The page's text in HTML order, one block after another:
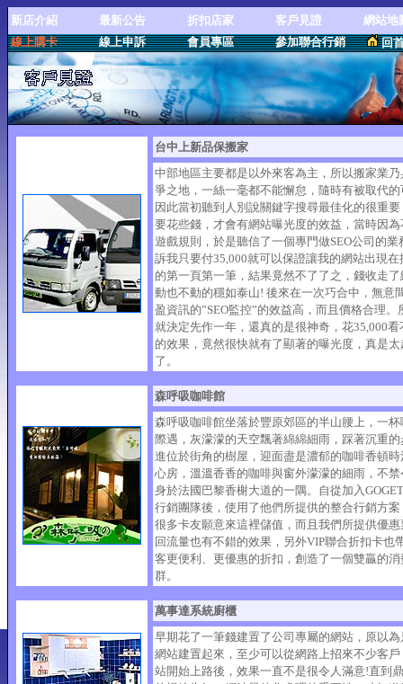
新店介紹 最新公告 折扣店家 客戶見證
網站地
線上購卡
線上申訴 會員專區 參加聯合行銷 回
台中上新品保搬家
中部地區主要都是以外來客為主，所以搬家業乃
爭之地，一絲一毫都不能懈怠，隨時有被取代的
因此當初聽到人別說關鍵字搜尋最佳化的很重
要花些錢，才會有網站曝光度的效益，當時因為
遊戲規則，於是聽信了一個專門做SEO公司的業
訴我只要付35,000就可以保證讓我的網站出現在
的第一頁第一筆，結果竟然不了了之，錢收走
動也不動的穩如泰山! 後來在一次巧合中，無意
盈資訊的”SEO監控”的效益高，而且價格合理。
就決定先作一年，還真的是很神奇，花35,000看
的效果，竟然很快就有了顯著的曝光度，真是太
了。
森呼吸咖啡館
森呼吸咖啡館坐落於豐原郊區的半山腰上，一杯
際遇，灰濛濛的天空飄著綿綿細雨，踩著沉重
進位於街角的樹屋，迎面盡是濃郁的咖啡香頓時
心房，溫溫香香的咖啡與窗外濛濛的細雨，不禁
身於法國巴黎香榭大道的一隅。自從加入
行銷團隊後，使用了他們所提供的整合行銷方案
很多卡友願意來這裡儲值，而且我們所提供優惠
回流量也有不錯的效果，另外VIP聯合折扣卡也
客更便利、更優惠的折扣，創造了一個雙贏的消
群。
萬事達系統廚櫃
早期花了一筆錢建置了公司專屬的網站，原以為
網站建置起來，至少可以從網路上招來不少客戶
站開始上路後，效果一直不是很令人滿意!直到